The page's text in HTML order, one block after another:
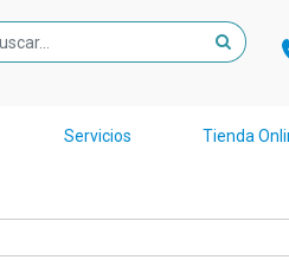
Servicios Tienda